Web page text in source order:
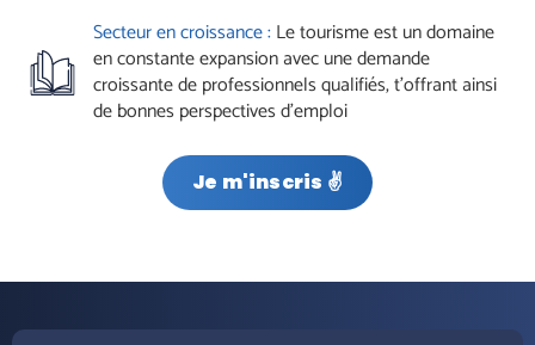
Secteur en croissance :Le tourisme est un domaine
en constante expansion avec une demande
croissante de professionnels qualifiés, t’offrant ainsi
de bonnes perspectives d'emploi
Je m'inscris ✌️